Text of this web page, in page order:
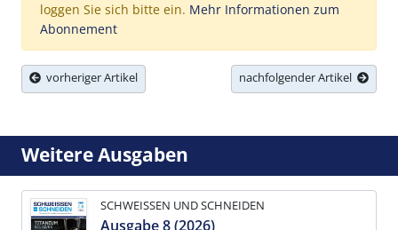
loggen Sie sich bitte ein. Mehr Informationen zum
Abonnement
vorheriger Artikel nachfolgender Artikel
Weitere Ausgaben
SCHWEISSEN UND SCHNEIDEN
Ausgabe 8 (2026)